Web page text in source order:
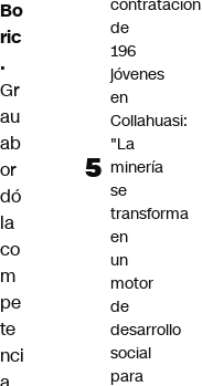
Bo
ric
.
Gr
au
ab
or
dó
la
co
m
pe
te
nci
contratación
de
196
jóvenes
en
Collahuasi:
"La
minería
se
transforma
en
un
motor
de
desarrollo
social
para